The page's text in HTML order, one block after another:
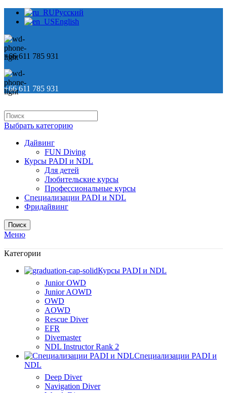
Русский
English
+66 611 785 931
+66 611 785 931
Выбрать категорию
Дайвинг
FUN Diving
Курсы PADI и NDL
Для детей
Любительские курсы
Профессиональные курсы
Специализации PADI и NDL
Фридайвинг
Поиск
Меню
Категории
Курсы PADI и NDL
Junior OWD
Junior AOWD
OWD
AOWD
Rescue Diver
EFR
Divemaster
NDL Instructor Rank 2
Специализации PADI и
NDL
Deep Diver
Navigation Diver